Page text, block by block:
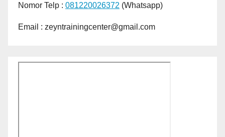
Nomor Telp : 081220026372 (Whatsapp)
Email : zeyntrainingcenter@gmail.com